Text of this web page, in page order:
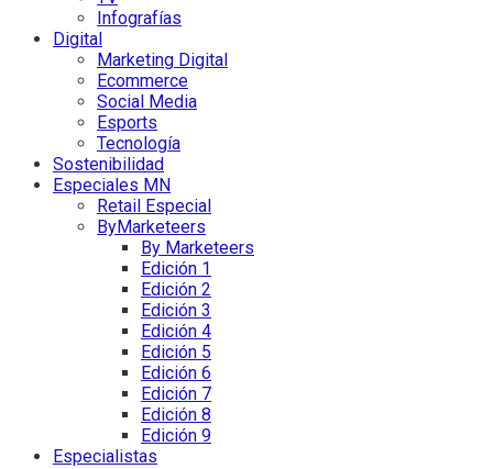
Infografías
Digital
Marketing Digital
Ecommerce
Social Media
Esports
Tecnología
Sostenibilidad
Especiales MN
Retail Especial
ByMarketeers
By Marketeers
Edición 1
Edición 2
Edición 3
Edición 4
Edición 5
Edición 6
Edición 7
Edición 8
Edición 9
Especialistas